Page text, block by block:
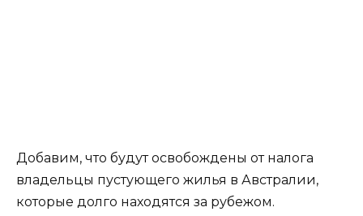
Добавим, что будут освобождены от налога
владельцы пустующего жилья в Австралии,
которые долго находятся за рубежом.